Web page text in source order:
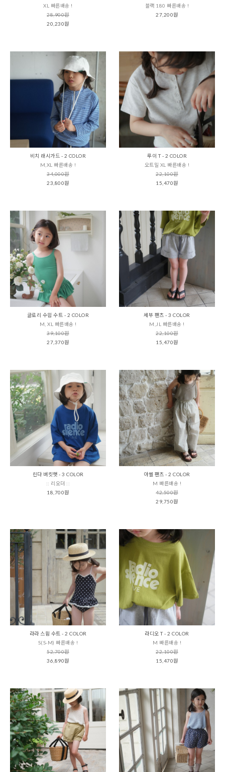
XL 빠른배송 !
28,900원
20,230원
블랙 180 빠른배송 !
27,200원
비치 래시가드 - 2 COLOR
M,XL 빠른배송 !
34,000원
23,800원
루이 T - 2 COLOR
오트밀 XL 빠른배송 !
22,100원
15,470원
글로리 수읨 수트 - 2 COLOR
M, XL 빠른배송 !
39,100원
27,370원
세부 팬츠 - 3 COLOR
M,JL 빠른배송 !
22,100원
15,470원
린다 버킷햇 - 3 COLOR
:: 리오더 ::
18,700원
아벨 팬츠 - 2 COLOR
M 빠른배송 !
42,500원
29,750원
라라 스윔 수트 - 2 COLOR
S(S-M) 빠른배송 !
52,700원
36,890원
라디오 T - 2 COLOR
M 빠른배송 !
22,100원
15,470원